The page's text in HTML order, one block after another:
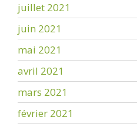
juillet 2021
juin 2021
mai 2021
avril 2021
mars 2021
février 2021